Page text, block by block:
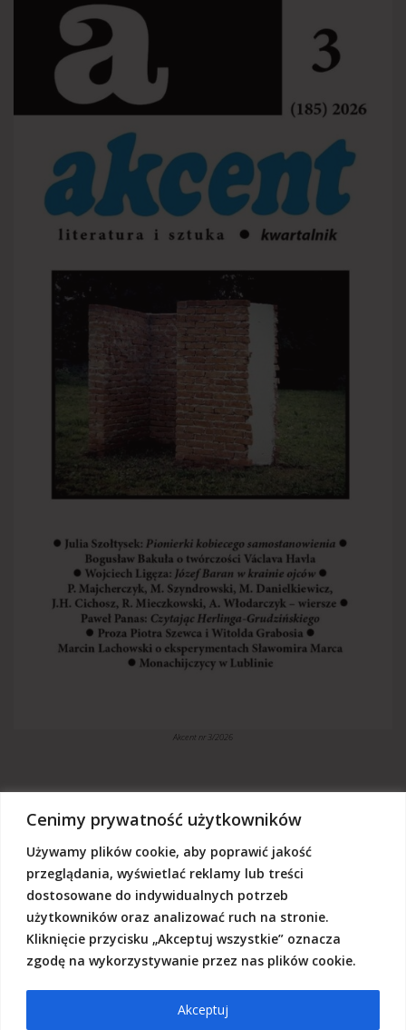
Cenimy prywatność użytkowników
Używamy plików cookie, aby poprawić jakość
przeglądania, wyświetlać reklamy lub treści
dostosowane do indywidualnych potrzeb
użytkowników oraz analizować ruch na stronie.
Kliknięcie przycisku „Akceptuj wszystkie” oznacza
zgodę na wykorzystywanie przez nas plików cookie.
Akceptuj
Akcent nr 3/2026
„Akcent” jest czasopismem niezależnym, utrzymujemy się z dotacji
budżetowych oraz darowizn. Będziemy wdzięczni, jeśli zechcą nas
Państwo wesprzeć dowolną kwotą.
Wschodnia Fundacja Kultury „Akcent”, ul. Grodzka 3, 20-112 Lublin
Nr rachunku:50124015031111000017528667
(z dopiskiem: Darowizna na działalność statutową Wschodniej
Fundacji Kultury Akcent w sferze pożytku publicznego)